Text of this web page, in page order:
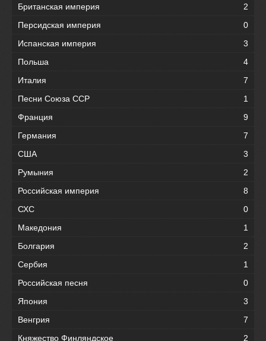
Британская империя
2
Персидская империя
0
Испанская империя
3
Польша
4
Италия
7
Песни Союза ССР
1
Франция
9
Германия
7
США
3
Румыния
2
Российская империя
8
СХС
0
Македония
1
Болгария
2
Сербия
1
Российская песня
0
Япония
3
Венгрия
7
Княжество Финляндское
2